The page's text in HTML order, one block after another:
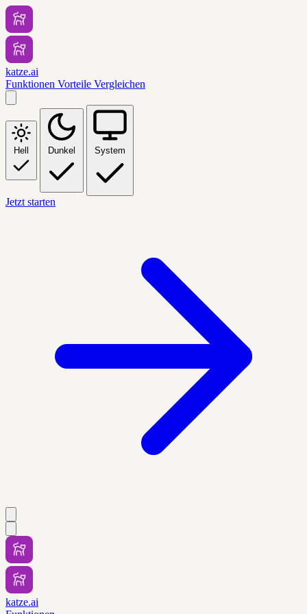
katze.ai
Funktionen Vorteile Vergleichen
Hell Dunkel System
Jetzt starten
katze.ai